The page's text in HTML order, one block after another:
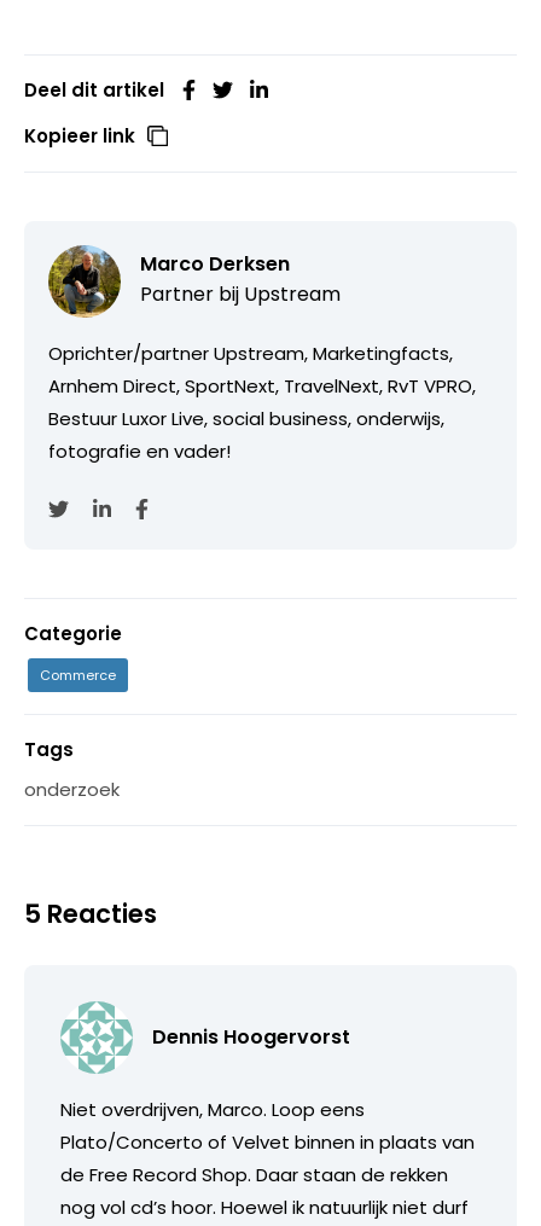
Deel dit artikel
Kopieer link
Marco Derksen
Partner bij Upstream
Oprichter/partner Upstream, Marketingfacts,
Arnhem Direct, SportNext, TravelNext, RvT VPRO,
Bestuur Luxor Live, social business, onderwijs,
fotografie en vader!
Categorie
Commerce
Tags
onderzoek
5 Reacties
Dennis Hoogervorst
Niet overdrijven, Marco. Loop eens
Plato/Concerto of Velvet binnen in plaats van
de Free Record Shop. Daar staan de rekken
nog vol cd’s hoor. Hoewel ik natuurlijk niet durf